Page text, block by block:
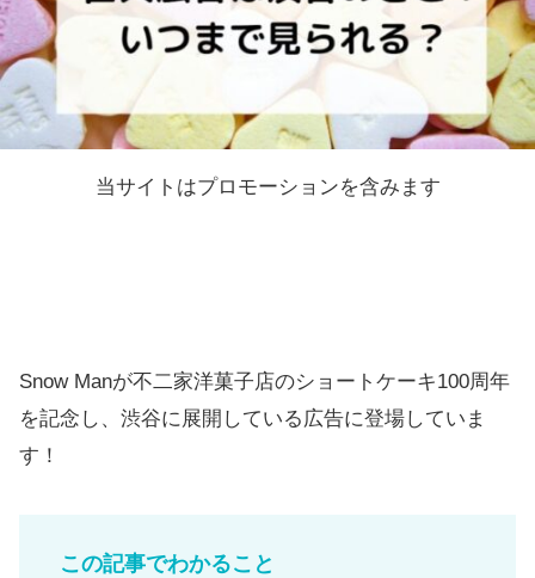
当サイトはプロモーションを含みます
Snow Manが不二家洋菓子店のショートケーキ100周年
を記念し、渋谷に展開している広告に登場していま
す！
この記事でわかること